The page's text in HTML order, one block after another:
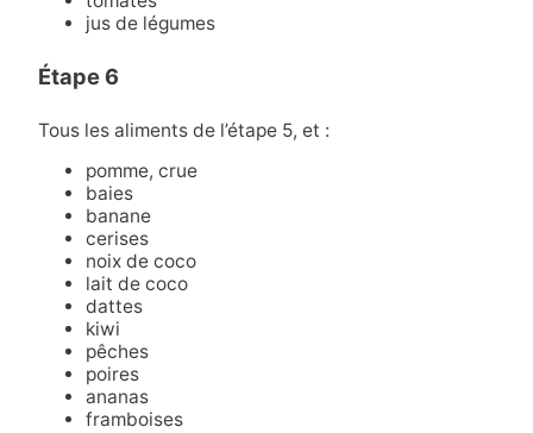
jus de légumes
Étape 6
Tous les aliments de l’étape 5, et :
pomme, crue
baies
banane
cerises
noix de coco
lait de coco
dattes
kiwi
pêches
poires
ananas
framboises